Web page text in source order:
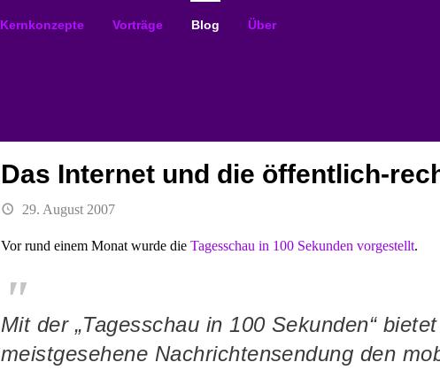
Kernkonzepte Vorträge Blog Über
Das Internet und die öffentlich-
29. August 2007
Vor rund einem Monat wurde die Tagesschau in 100 Sekunden vorgestellt.
Mit der „Tagesschau in 100 Sekunden“
meistgesehene Nachrichtensendung den